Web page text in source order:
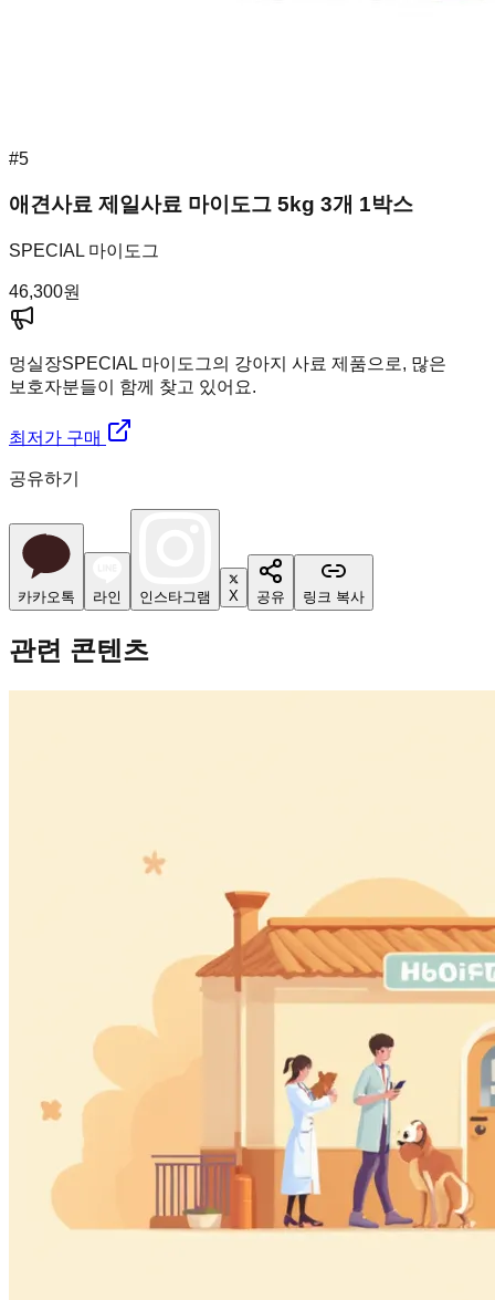
#5
애견사료 제일사료 마이도그 5kg 3개 1박스
SPECIAL 마이도그
46,300원
멍실장SPECIAL 마이도그의 강아지 사료 제품으로, 많은
보호자분들이 함께 찾고 있어요.
최저가 구매
공유하기
카카오톡 라인 인스타그램 X 공유 링크 복사
관련 콘텐츠